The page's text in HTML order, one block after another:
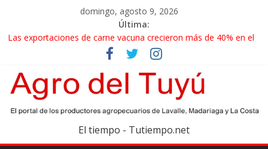
domingo, agosto 9, 2026
Última:
Las exportaciones de carne vacuna crecieron más de 40% en el
La miel, un motor de las economías regionales que enfrenta
nuevos desafíos para exportar
El gobierno bonaerense realizará un censo para actualizar el
mapa de la producción hortiflorícola
Las exportaciones agroindustriales anotaron un récord histórico
en el primer semestre
Maíz: estiman una cosecha récord de 71,5 millones de toneladas
El tiempo - Tutiempo.net